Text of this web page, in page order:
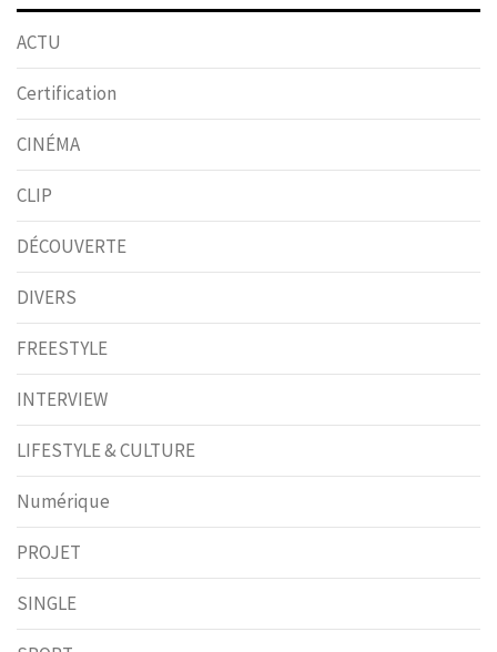
ACTU
Certification
CINÉMA
CLIP
DÉCOUVERTE
DIVERS
FREESTYLE
INTERVIEW
LIFESTYLE & CULTURE
Numérique
PROJET
SINGLE